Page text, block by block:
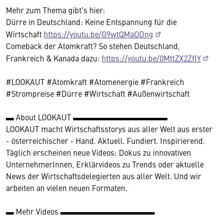
Mehr zum Thema gibt's hier:
Dürre in Deutschland: Keine Entspannung für die
Wirtschaft https://youtu.be/G9wtQMaODng
Comeback der Atomkraft? So stehen Deutschland,
Frankreich & Kanada dazu: https://youtu.be/0MttZX2ZfIY
#LOOKAUT #Atomkraft #Atomenergie #Frankreich
#Strompreise #Dürre #Wirtschaft #Außenwirtschaft
▬ About LOOKAUT ▬▬▬▬▬▬▬▬▬▬▬▬
LOOKAUT macht Wirtschaftsstorys aus aller Welt aus erster
- österreichischer - Hand. Aktuell. Fundiert. Inspirierend.
Täglich erscheinen neue Videos: Dokus zu innovativen
UnternehmerInnen, Erklärvideos zu Trends oder aktuelle
News der Wirtschaftsdelegierten aus aller Welt. Und wir
arbeiten an vielen neuen Formaten.
▬ Mehr Videos ▬▬▬▬▬▬▬▬▬▬▬▬